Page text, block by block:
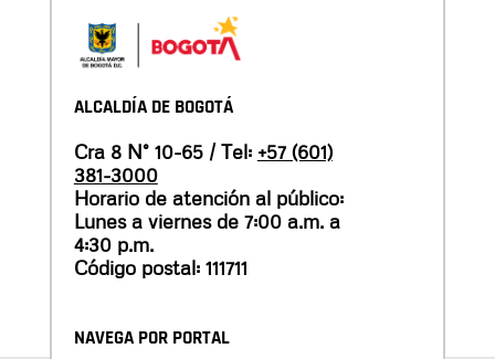
ALCALDÍA DE BOGOTÁ
Cra 8 N° 10-65 / Tel: +57 (601)
381-3000
Horario de atención al público:
Lunes a viernes de 7:00 a.m. a
4:30 p.m.
Código postal: 111711
NAVEGA POR PORTAL